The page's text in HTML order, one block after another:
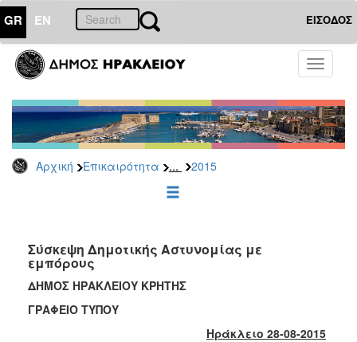
GR EN ΕΙΣΟΔΟΣ
Toggle
Αρχική Επικαιρότητα ... 2015
ΕΠΙΚΑΙΡΟΤΗΤΑ
Τύπου
Αρχείο
2026
2025
2022
2021
2020
2019
Σύσκεψη Δημοτικής Αστυνομίας με
εμπόρους
ΔΗΜΟΣ ΗΡΑΚΛΕΙΟΥ ΚΡΗΤΗΣ
ΓΡΑΦΕΙΟ ΤΥΠΟΥ
Ηράκλειο 28-08-2015